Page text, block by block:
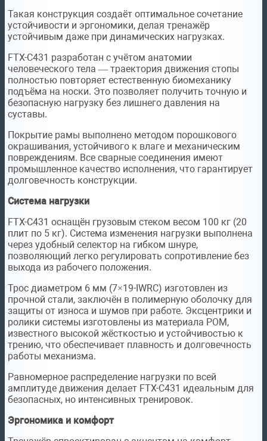
Такая конструкция создаёт оптимальное сочетание
устойчивости и эргономики, делая тренажёр
устойчивым даже при динамических нагрузках.
FTX-C431 разработан с учётом анатомии
человеческого тела — траектория движения стопы
полностью повторяет естественную биомеханику
подъёма на носки. Это позволяет получить точную и
безопасную нагрузку без лишнего давления на
суставы.
Покрытие рамы выполнено методом порошкового
окрашивания, устойчивого к влаге и механическим
повреждениям. Все сварные соединения имеют
промышленное качество исполнения, что гарантирует
долговечность конструкции.
Система нагрузки
FTX-C431 оснащён грузовым стеком весом 100 кг (20
плит по 5 кг). Система изменения нагрузки выполнена
через удобный селектор на гибком шнуре,
позволяющий легко регулировать сопротивление без
выхода из рабочего положения.
Трос диаметром 6 мм (7×19-IWRC) изготовлен из
прочной стали, заключён в полимерную оболочку для
защиты от износа и шумов при работе. Эксцентрики и
ролики системы изготовлены из материала POM,
известного высокой жёсткостью и устойчивостью к
трению, что обеспечивает плавность и долговечность
работы механизма.
Равномерное распределение нагрузки по всей
амплитуде движения делает FTX-C431 идеальным для
безопасных, но интенсивных тренировок.
Эргономика и комфорт